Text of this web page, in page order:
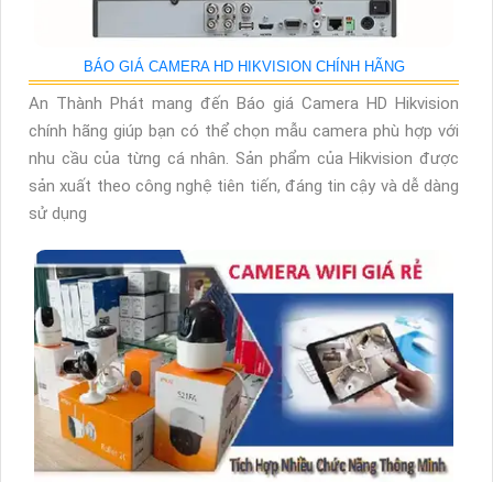
BÁO GIÁ CAMERA HD HIKVISION CHÍNH HÃNG
An Thành Phát mang đến Báo giá Camera HD Hikvision
chính hãng giúp bạn có thể chọn mẫu camera phù hợp với
nhu cầu của từng cá nhân. Sản phẩm của Hikvision được
sản xuất theo công nghệ tiên tiến, đáng tin cậy và dễ dàng
sử dụng